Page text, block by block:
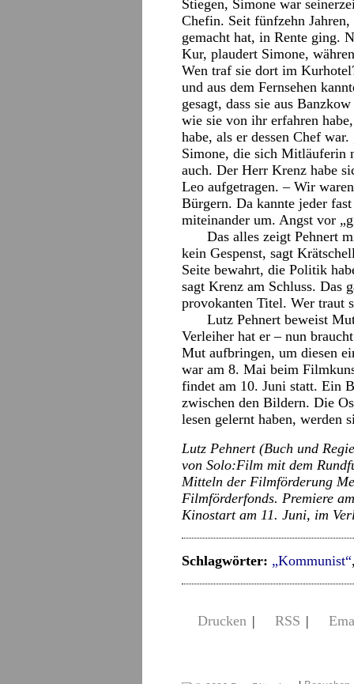
Stiegen, Simone war
Chefin. Seit fünfzehn
gemacht hat, in Rente ging.
Kur, plaudert Simone,
Wen traf sie dort im
und aus dem Fernsehen
gesagt, dass sie aus
wie sie von ihr erfahren
habe, als er dessen Chef
Simone, die sich Mitläuferin
auch. Der Herr Krenz habe
Leo aufgetragen. – Wir
Bürgern. Da kannte jeder
miteinander um. Angst vor
Das alles zeigt Pehnert
kein Gespenst, sagt
Seite bewahrt, die Politik
sagt Krenz am Schluss. Das
provokanten Titel. Wer traut
Lutz Pehnert beweist
Verleiher hat er – nun
Mut aufbringen, um diesen
war am 8. Mai beim
findet am 10. Juni statt. Ein
zwischen den Bildern. Die
lesen gelernt haben, werden
Lutz Pehnert (Buch und
von Solo:Film mit dem
Mitteln der Filmförderung
Filmförderfonds. Premiere
Kinostart am 11. Juni, im
Schlagwörter: „Kommunist“
Drucken | RSS |